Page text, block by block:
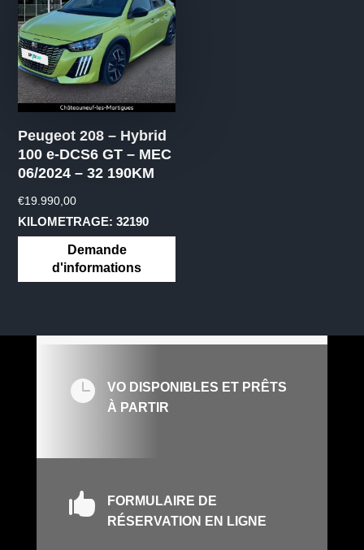
Peugeot 208 – Hybrid
100 e-DCS6 GT – MEC
06/2024 – 32 190KM
€19.990,00
KILOMETRAGE: 32190
Demande
d'informations

VO DISPONIBLES ET PRÊTS
À PARTIR

FORMULAIRE DE
RÉSERVATION EN LIGNE